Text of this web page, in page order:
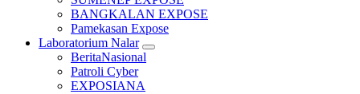
BANGKALAN EXPOSE
Pamekasan Expose
Laboratorium Nalar
BeritaNasional
Patroli Cyber
EXPOSIANA